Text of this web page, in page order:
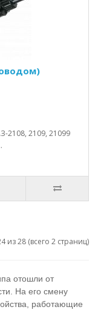
2108, 2109, 21099
из 28 (всего 2 страниц)
отошли от
На его смену
работающие